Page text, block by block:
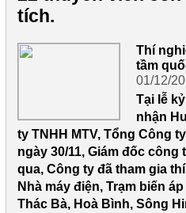
tích.
Thí
tầm
01/12/
Tại lễ
nhận
ty TNHH MTV, Tổng Công
ngày 30/11, Giám đốc
qua, Công ty đã tham gia
Nhà máy điện, Trạm biến
Thác Bà, Hoà Bình, Sông